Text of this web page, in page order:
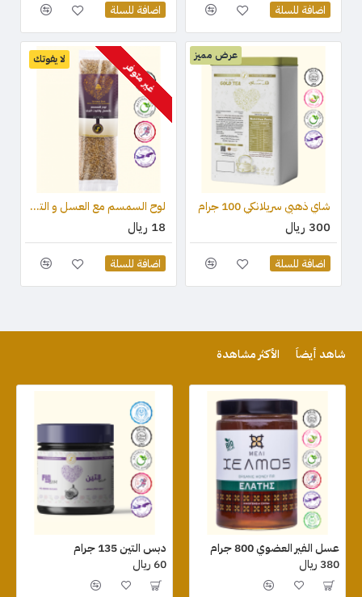
اضافة للسلة اضافة للسلة
عرض مميز
شاي ذهبي سريلانكي 100 جرام
300 ريال
اضافة للسلة
لا يفوتك
غير متوفر
لوح السمسم مع العسل و التوت البري (قطعة واحدة) 75 جرام
18 ريال
اضافة للسلة
شاهد أيضاً الأكثر مشاهدة
عسل الفير العضوي 800 جرام
380 ريال
دبس التين 135 جرام
60 ريال